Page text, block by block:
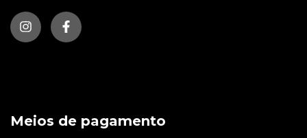
Meios de pagamento